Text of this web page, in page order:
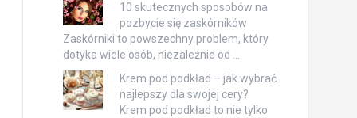
10 skutecznych sposobów na
pozbycie się zaskórników
Zaskórniki to powszechny problem, który
dotyka wiele osób, niezależnie od …
Krem pod podkład – jak wybrać
najlepszy dla swojej cery?
Krem pod podkład to nie tylko